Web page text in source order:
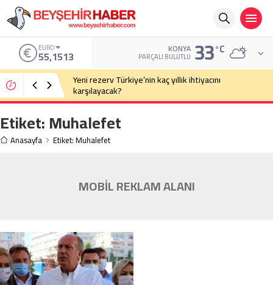
EURO
55,1513 KONYA
PARÇALI BULUTLU 33°C
Yeni rezerv Türkiye’nin kaç yıllık ihtiyacını
karşılayacak?
Etiket:Muhalefet
Anasayfa Etiket: Muhalefet
MOBİL REKLAM ALANI